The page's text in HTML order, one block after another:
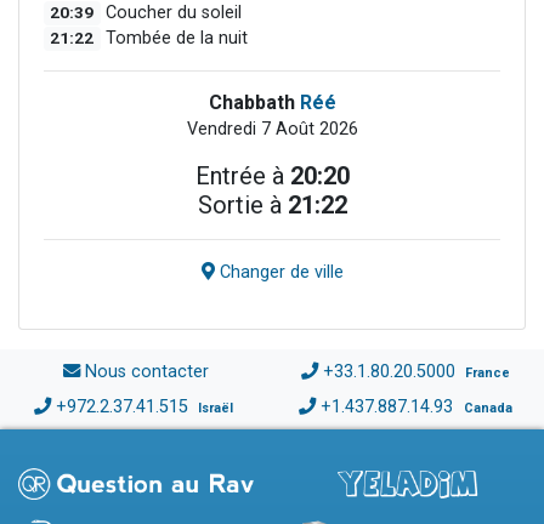
20:39 Coucher du soleil
21:22 Tombée de la nuit
Chabbath Réé
Vendredi 7 Août 2026
Entrée à 20:20
Sortie à 21:22
Changer de ville
Nous contacter +33.1.80.20.5000 France
+972.2.37.41.515 Israël +1.437.887.14.93 Canada